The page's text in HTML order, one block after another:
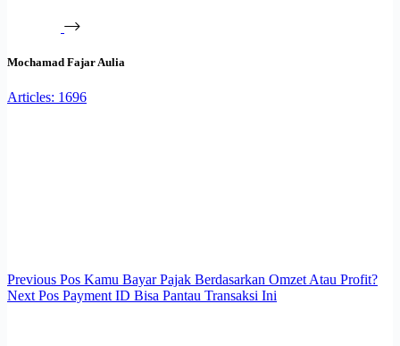
Mochamad Fajar Aulia
Articles: 1696
Previous Pos Kamu Bayar Pajak Berdasarkan Omzet Atau Profit?
Next Pos Payment ID Bisa Pantau Transaksi Ini